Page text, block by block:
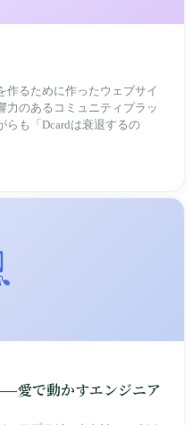
作るために作ったウェブサイ
力のあるコミュニティプラッ
らも「Dcardは衰退するの
愛で動かすエンジニア